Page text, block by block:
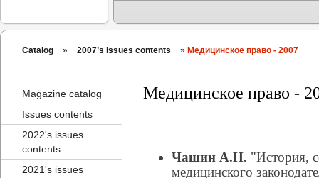
Catalog » 2007’s issues contents » Медицинское право - 2007
Magazine catalog
Issues contents
2022's issues
contents
2021's issues
Медицинское право -
Чашин А.Н. "История,
медицинского